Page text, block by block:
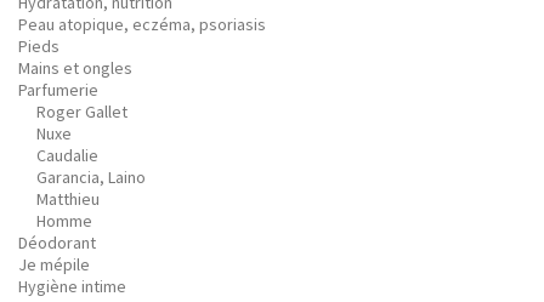
Peau atopique, eczéma, psoriasis
Pieds
Mains et ongles
Parfumerie
Roger Gallet
Nuxe
Caudalie
Garancia, Laino
Matthieu
Homme
Déodorant
Je mépile
Hygiène intime